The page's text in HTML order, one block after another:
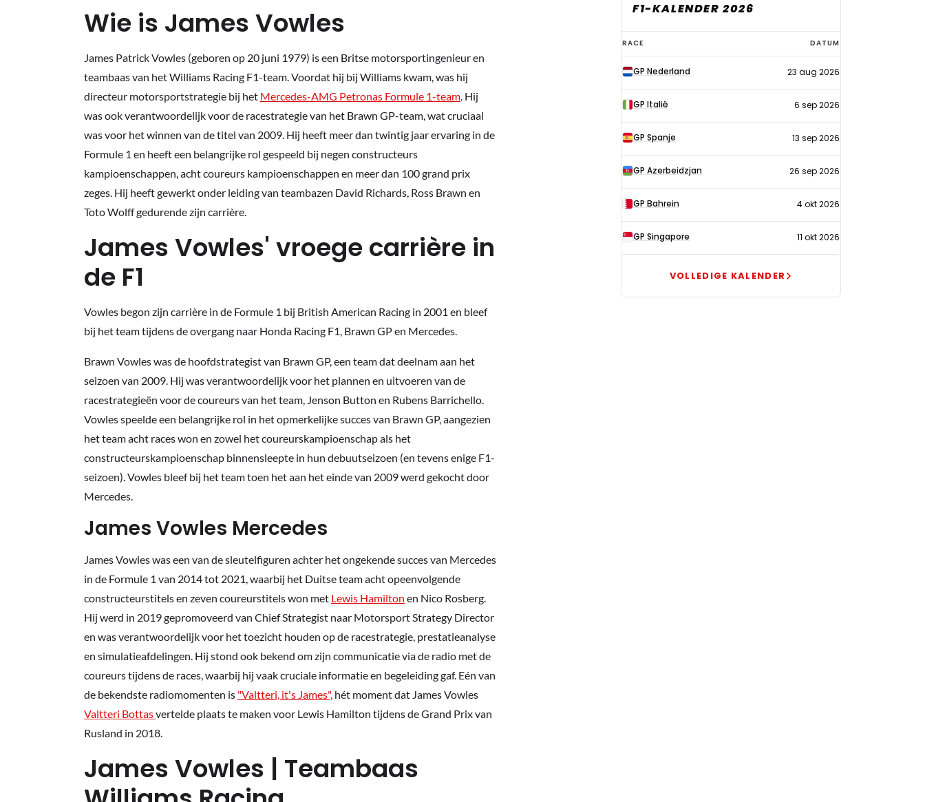
Wie is James Vowles
James Patrick Vowles (geboren op 20 juni 1979) is een Britse motorsportingenieur en
teambaas van het Williams Racing F1-team. Voordat hij bij Williams kwam, was hij
directeur motorsportstrategie bij het Mercedes-AMG Petronas Formule 1-team. Hij
was ook verantwoordelijk voor de racestrategie van het Brawn GP-team, wat cruciaal
was voor het winnen van de titel van 2009. Hij heeft meer dan twintig jaar ervaring in de
Formule 1 en heeft een belangrijke rol gespeeld bij negen constructeurs
kampioenschappen, acht coureurs kampioenschappen en meer dan 100 grand prix
zeges. Hij heeft gewerkt onder leiding van teambazen David Richards, Ross Brawn en
Toto Wolff gedurende zijn carrière.
James Vowles' vroege carrière in
de F1
Vowles begon zijn carrière in de Formule 1 bij British American Racing in 2001 en bleef
bij het team tijdens de overgang naar Honda Racing F1, Brawn GP en Mercedes.
Brawn Vowles was de hoofdstrategist van Brawn GP, een team dat deelnam aan het
seizoen van 2009. Hij was verantwoordelijk voor het plannen en uitvoeren van de
racestrategieën voor de coureurs van het team, Jenson Button en Rubens Barrichello.
Vowles speelde een belangrijke rol in het opmerkelijke succes van Brawn GP, aangezien
het team acht races won en zowel het coureurskampioenschap als het
constructeurskampioenschap binnensleepte in hun debuutseizoen (en tevens enige F1-
seizoen). Vowles bleef bij het team toen het aan het einde van 2009 werd gekocht door
Mercedes.
James Vowles Mercedes
James Vowles was een van de sleutelfiguren achter het ongekende succes van Mercedes
in de Formule 1 van 2014 tot 2021, waarbij het Duitse team acht opeenvolgende
constructeurstitels en zeven coureurstitels won met Lewis Hamilton en Nico Rosberg.
Hij werd in 2019 gepromoveerd van Chief Strategist naar Motorsport Strategy Director
en was verantwoordelijk voor het toezicht houden op de racestrategie, prestatieanalyse
en simulatieafdelingen. Hij stond ook bekend om zijn communicatie via de radio met de
coureurs tijdens de races, waarbij hij vaak cruciale informatie en begeleiding gaf. Eén van
de bekendste radiomomenten is "Valtteri, it's James", hét moment dat James Vowles
Valtteri Bottasvertelde plaats te maken voor Lewis Hamilton tijdens de Grand Prix van
Rusland in 2018.
James Vowles | Teambaas
F1-KALENDER 2026
F1-
kalender
2026
RACE DATUM
GP Nederland 23 aug 2026
GP Italië 6 sep 2026
GP Spanje 13 sep 2026
GP Azerbeidzjan 26 sep 2026
GP Bahrein 4 okt 2026
GP Singapore 11 okt 2026
VOLLEDIGE KALENDER